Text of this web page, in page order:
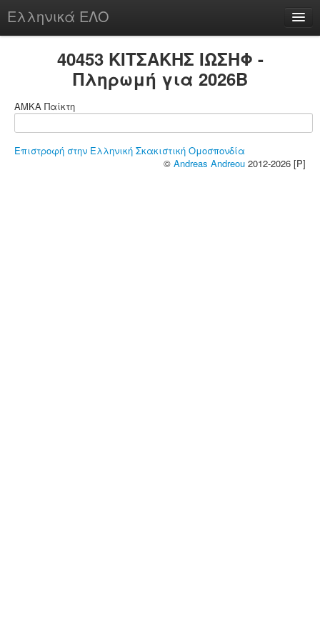
Ελληνικά ΕΛΟ
chesstu.be @ discord
40453 ΚΙΤΣΑΚΗΣ ΙΩΣΗΦ -
Πληρωμή για 2026B
ΑΜΚΑ Παίκτη
Επιστροφή στην Ελληνική Σκακιστική Ομοσπονδία
© Andreas Andreou 2012-2026 [P]